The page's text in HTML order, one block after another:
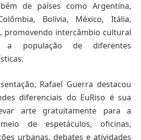
de países como Argentina,
Bolívia, México, Itália,
promovendo intercâmbio cultural
a população de diferentes
Rafael Guerra destacou
diferenciais do EuRiso é sua
arte gratuitamente para a
de espetáculos, oficinas,
urbanas, debates e atividades